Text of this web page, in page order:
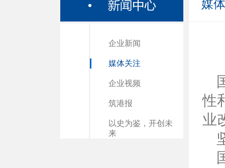
企业新闻
媒体关注
企业视频
筑港报
以史为鉴，开创未
来
媒
性
业